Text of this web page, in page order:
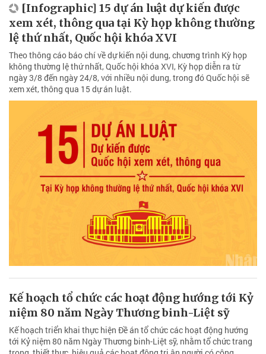
[Infographic] 15 dự án luật dự kiến được
xem xét, thông qua tại Kỳ họp không thường
lệ thứ nhất, Quốc hội khóa XVI
Theo thông cáo báo chí về dự kiến nội dung, chương trình Kỳ họp
không thường lệ thứ nhất, Quốc hội khóa XVI, Kỳ họp diễn ra từ
ngày 3/8 đến ngày 24/8, với nhiều nội dung, trong đó Quốc hội sẽ
xem xét, thông qua 15 dự án luật.
Kế hoạch tổ chức các hoạt động hướng tới Kỷ
niệm 80 năm Ngày Thương binh-Liệt sỹ
Kế hoạch triển khai thực hiện Đề án tổ chức các hoạt động hướng
tới Kỷ niệm 80 năm Ngày Thương binh-Liệt sỹ, nhằm tổ chức trang